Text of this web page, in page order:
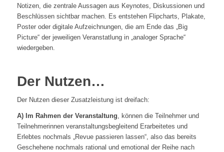
Notizen, die zentrale Aussagen aus Keynotes, Diskussionen und
Beschlüssen sichtbar machen. Es entstehen Flipcharts, Plakate,
Poster oder digitale Aufzeichnungen, die am Ende das „Big
Picture“ der jeweiligen Veranstatlung in „analoger Sprache“
wiedergeben.
Der Nutzen…
Der Nutzen dieser Zusatzleistung ist dreifach:
A) Im Rahmen der Veranstaltung, können die Teilnehmer und
Teilnehmerinnen veranstaltungsbegleitend Erarbeitetes und
Erlebtes nochmals „Revue passieren lassen“, also das bereits
Geschehene nochmals rational und emotional der Reihe nach